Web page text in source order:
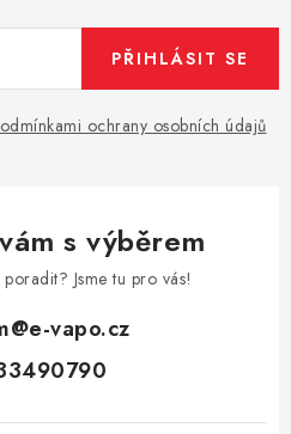
ochrany osobních údajů
PŘIHLÁSIT SE
s výběrem
Jsme tu pro vás!
@e-vapo.cz